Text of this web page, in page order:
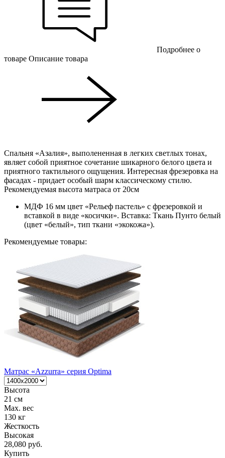
Подробнее о
товаре Описание товара
Cпальня «Азалия», выполененная в легких светлых тонах,
являет собой приятное сочетание шикарного белого цвета и
приятного тактильного ощущения. Интересная фрезеровка на
фасадах - придает особый шарм классическому стилю.
Рекомендуемая высота матраса от 20см
МДФ 16 мм цвет «Рельеф пастель» с фрезеровкой и
вставкой в виде «косички». Вставка: Ткань Пунто белый
(цвет «белый», тип ткани «экокожа»).
Рекомендуемые товары:
Матрас «Azzurra» серия Optima
Высота
21 см
Max. вес
130 кг
Жесткость
Высокая
28,080 руб.
Купить